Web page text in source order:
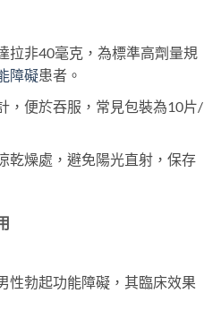
拉非40毫克，為標準高劑量規
障礙患者。
，便於吞服，常見包裝為10片/
乾燥處，避免陽光直射，保存
性勃起功能障礙，其臨床效果